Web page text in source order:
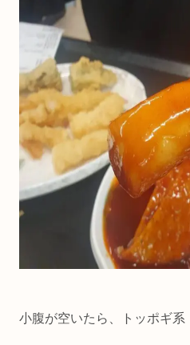
小腹が空いたら、トッポギ系